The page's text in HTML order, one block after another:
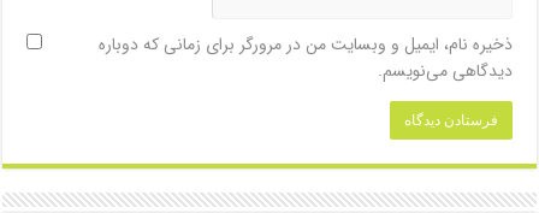
ذخیره نام، ایمیل و وبسایت من در مرورگر برای زمانی که دوباره
دیدگاهی می‌نویسم.